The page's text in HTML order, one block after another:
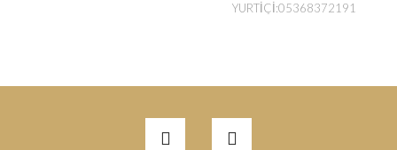
YURTİÇİ:05368372191